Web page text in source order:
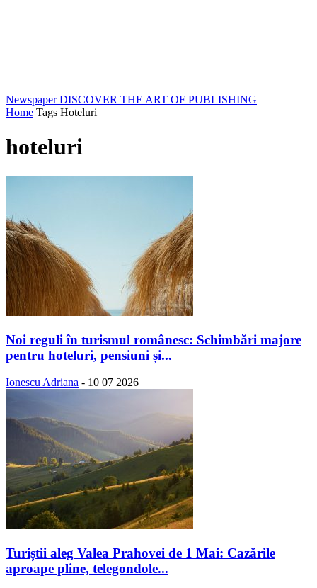
Newspaper DISCOVER THE ART OF PUBLISHING
Home Tags Hoteluri
hoteluri
Noi reguli în turismul românesc: Schimbări majore
pentru hoteluri, pensiuni și...
Ionescu Adriana - 10 07 2026
Turiștii aleg Valea Prahovei de 1 Mai: Cazările
aproape pline, telegondole...